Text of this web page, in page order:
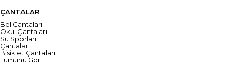
ÇANTALAR
Bel Çantaları
Okul Çantaları
Su Sporları
Çantaları
Bisiklet Çantaları
Tümünü Gör